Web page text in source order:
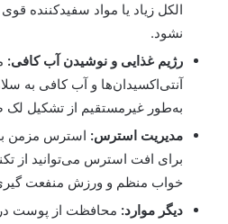
الکل زیاد یا مواد سفیدکننده
نشود.
رژیم غذایی و نوشیدن آب کافی:
آنتی‌اکسیدان‌ها و آب کافی به
به‌طور غیرمستقیم از تشکیل
مدیریت استرس: استرس مزمن بر
برای افت استرس می‌توانید از
خواب منظم و ورزش منفعت
دیگر موارد: محافظت از پوست در